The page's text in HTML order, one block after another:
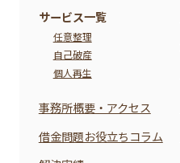
サービス一覧
任意整理
自己破産
個人再生
事務所概要・アクセス
借金問題お役立ちコラム